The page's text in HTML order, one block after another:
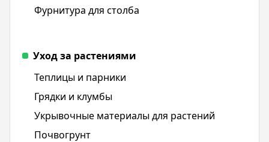
Фурнитура для столба
Уход за растениями
Теплицы и парники
Грядки и клумбы
Укрывочные материалы для растений
Почвогрунт